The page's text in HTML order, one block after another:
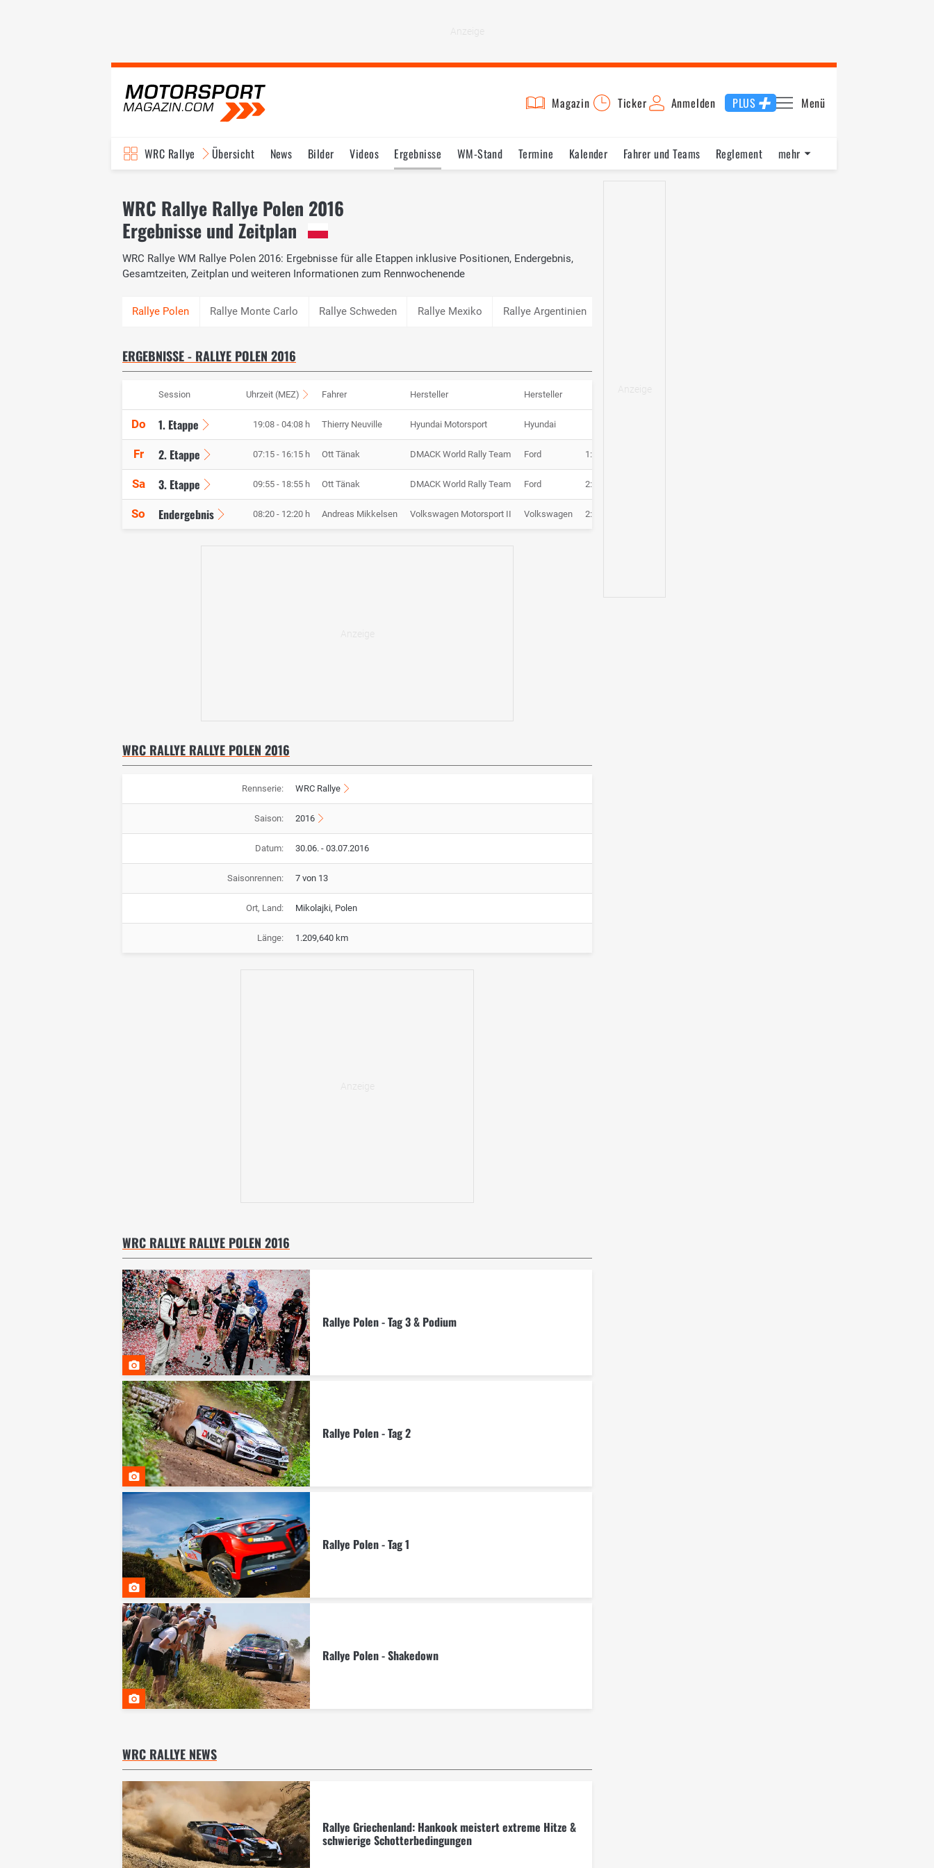
Magazin Ticker Anmelden PLUS Menü
WRC Rallye Übersicht News Bilder Videos Ergebnisse WM-Stand Termine Kalender Fahrer und Teams
Reglement
mehr
WRC Rallye Rallye Polen 2016
Ergebnisse und Zeitplan
WRC Rallye WM Rallye Polen 2016: Ergebnisse für alle Etappen inklusive Positionen, Endergebnis,
Gesamtzeiten, Zeitplan und weiteren Informationen zum Rennwochenende
Rallye Monte Carlo Rallye Schweden Rallye Mexiko Rallye Argentinien
ERGEBNISSE - RALLYE POLEN 2016
Session Uhrzeit (MEZ) Fahrer Hersteller Hersteller
Do 1. Etappe 19:08 - 04:08 h Thierry Neuville Hyundai Motorsport Hyundai
Fr 2. Etappe 07:15 - 16:15 h Ott Tänak DMACK World Rally Team Ford 1:01:23.0
Sa 3. Etappe 09:55 - 18:55 h Ott Tänak DMACK World Rally Team Ford 2:05:37.2
So Endergebnis 08:20 - 12:20 h Andreas Mikkelsen Volkswagen Motorsport II Volkswagen 2:37:34.4
WRC RALLYE RALLYE POLEN 2016
Rennserie: WRC Rallye
Saison: 2016
Datum: 30.06. - 03.07.2016
Saisonrennen: 7 von 13
Ort, Land: Mikolajki, Polen
Länge: 1.209,640 km
WRC RALLYE RALLYE POLEN 2016
Rallye Polen - Tag 3 & Podium
Rallye Polen - Tag 2
Rallye Polen - Tag 1
Rallye Polen - Shakedown
WRC RALLYE NEWS
Rallye Griechenland: Hankook meistert extreme Hitze &
schwierige Schotterbedingungen